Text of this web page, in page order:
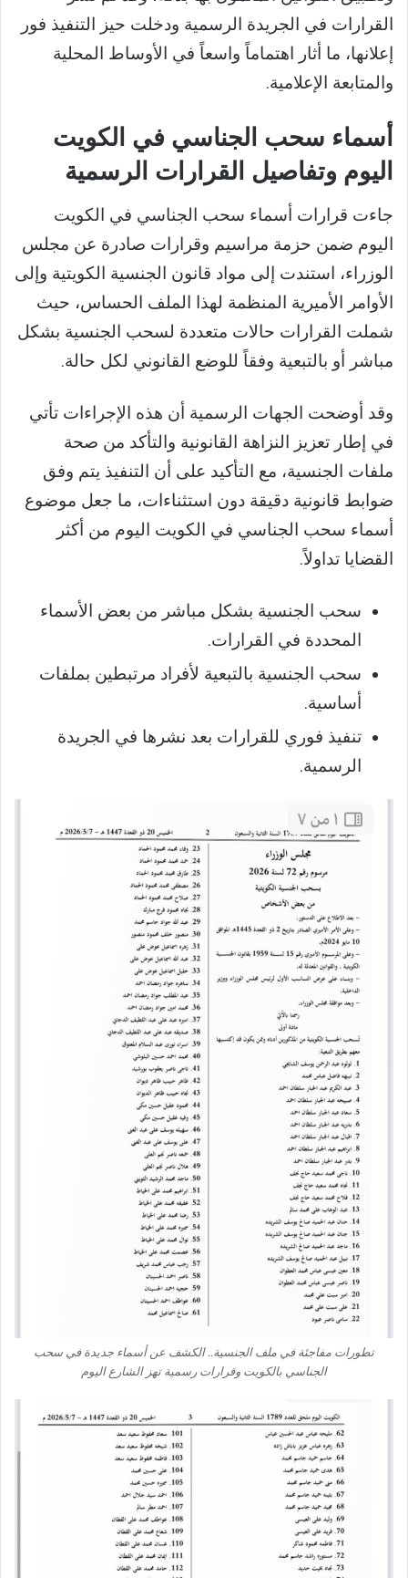
القرارات في الجريدة الرسمية ودخلت حيز التنفيذ فور
إعلانها، ما أثار اهتماماً واسعاً في الأوساط المحلية
والمتابعة الإعلامية.
أسماء سحب الجناسي في الكويت
اليوم وتفاصيل القرارات الرسمية
جاءت قرارات أسماء سحب الجناسي في الكويت
اليوم ضمن حزمة مراسيم وقرارات صادرة عن مجلس
الوزراء، استندت إلى مواد قانون الجنسية الكويتية وإلى
الأوامر الأميرية المنظمة لهذا الملف الحساس، حيث
شملت القرارات حالات متعددة لسحب الجنسية بشكل
مباشر أو بالتبعية وفقاً للوضع القانوني لكل حالة.
وقد أوضحت الجهات الرسمية أن هذه الإجراءات تأتي
في إطار تعزيز النزاهة القانونية والتأكد من صحة
ملفات الجنسية، مع التأكيد على أن التنفيذ يتم وفق
ضوابط قانونية دقيقة دون استثناءات، ما جعل موضوع
أسماء سحب الجناسي في الكويت اليوم من أكثر
القضايا تداولاً.
سحب الجنسية بشكل مباشر من بعض الأسماء
المحددة في القرارات.
سحب الجنسية بالتبعية لأفراد مرتبطين بملفات
أساسية.
تنفيذ فوري للقرارات بعد نشرها في الجريدة
الرسمية.
تطورات مفاجئة في ملف الجنسية.. الكشف عن أسماء جديدة في سحب
الجناسي بالكويت وقرارات رسمية تهز الشارع اليوم